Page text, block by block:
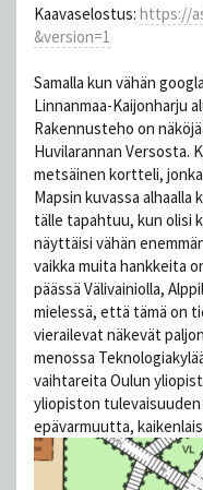
Kaavaselostus: https://
&version=1
Samalla kun vähän
Linnanmaa-Kaijonharju
Rakennusteho on
Huvilarannan Versosta.
metsäinen kortteli,
Mapsin kuvassa
tälle tapahtuu, kun olisi
näyttäisi vähän
vaikka muita hankkeita
päässä Välivainiolla,
mielessä, että tämä on
vierailevat näkevät
menossa
vaihtareita Oulun
yliopiston
epävarmuutta,